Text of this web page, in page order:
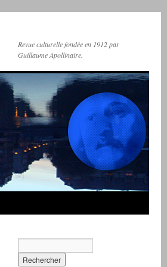
Revue culturelle fondée en 1912 par
Guillaume Apollinaire.